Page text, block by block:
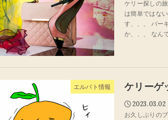
ケリー探しの
は簡単ではない
す、、、 バー
か、、、 なん
エルパト情報 ケリーゲ
2023.03.02
お久しぶりの